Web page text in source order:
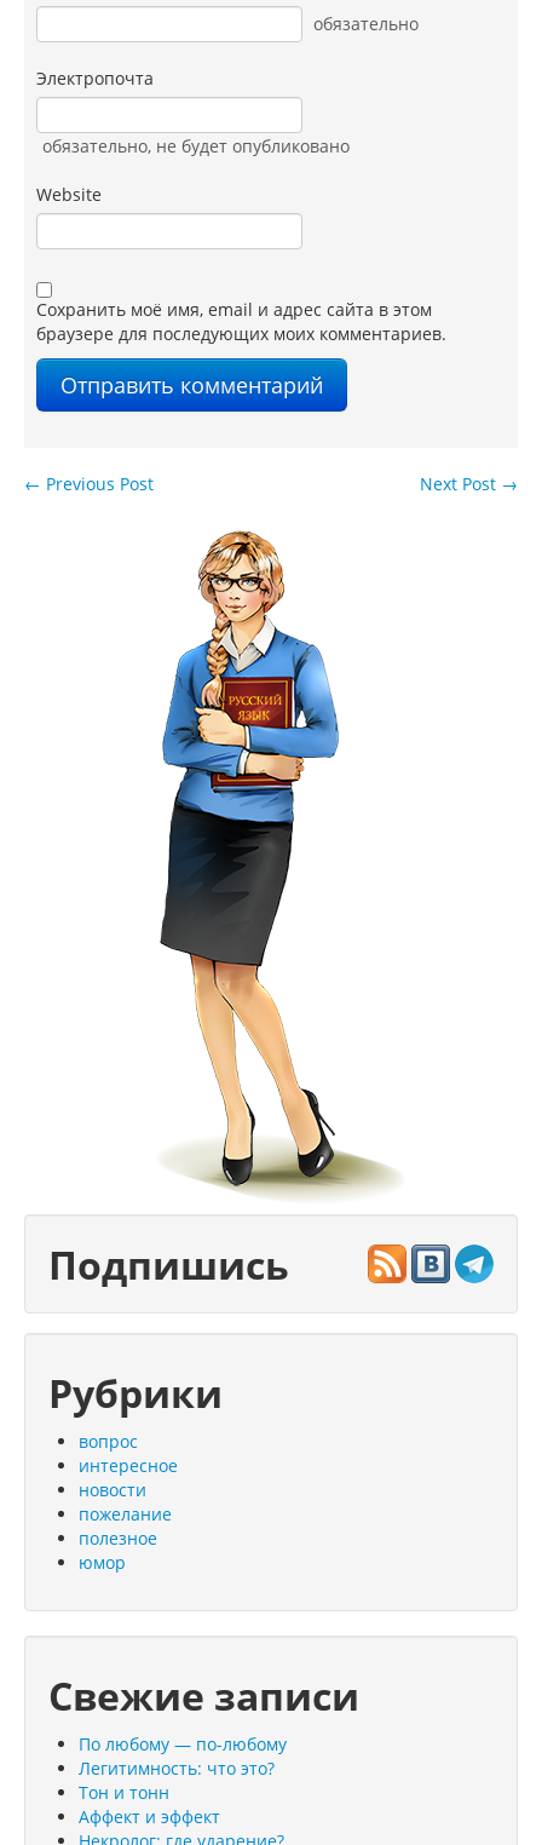
обязательно
Электропочта
обязательно, не будет опубликовано
Website
Сохранить моё имя, email и адрес сайта в этом
браузере для последующих моих комментариев.
Next Post →
← Previous Post
Подпишись
Рубрики
вопрос
интересное
новости
пожелание
полезное
юмор
Свежие записи
По любому — по-любому
Легитимность: что это?
Тон и тонн
Аффект и эффект